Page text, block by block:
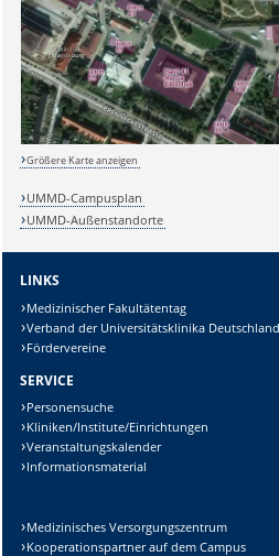
Sicherheitsabfrage:
Lösung:
Größere Karte anzeigen
UMMD-Campusplan
UMMD-Außenstandorte
LINKS
Medizinischer Fakultätentag
Verband der Universitätsklinika
Fördervereine
SERVICE
Personensuche
Kliniken/Institute/Einrichtungen
Veranstaltungskalender
Informationsmaterial
Medizinisches Versorgungszentrum
Kooperationspartner auf dem Campus